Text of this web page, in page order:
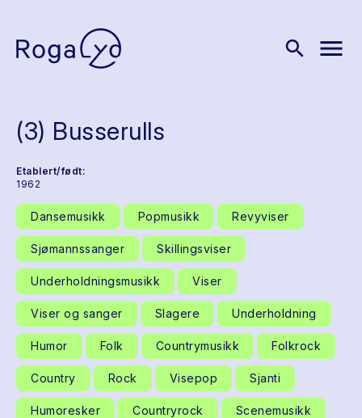
search menu
(3) Busserulls
Etablert/født:
1962
Dansemusikk Popmusikk Revyviser
Sjømannssanger Skillingsviser
Underholdningsmusikk Viser
Viser og sanger Slagere Underholdning
Humor Folk Countrymusikk Folkrock
Country Rock Visepop Sjanti
Humoresker Countryrock Scenemusikk